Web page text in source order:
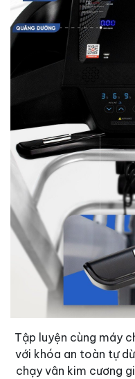
Tập luyện cùng máy
với khóa an toàn tự
chạy vân kim cương